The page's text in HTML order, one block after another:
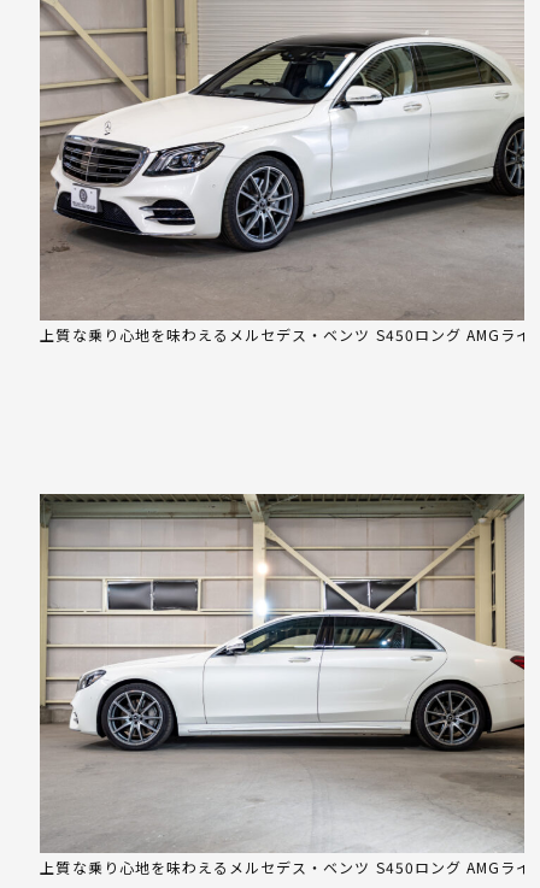
上質な乗り心地を味わえるメルセデス・ベンツ S450ロング AMGライ
上質な乗り心地を味わえるメルセデス・ベンツ S450ロング AMGライ